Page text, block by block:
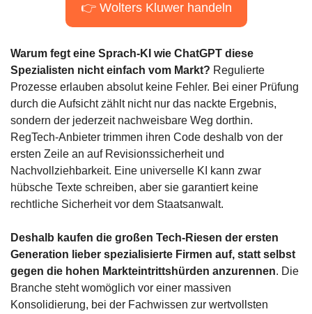
👉 Wolters Kluwer handeln
Warum fegt eine Sprach-KI wie ChatGPT diese
Spezialisten nicht einfach vom Markt? Regulierte
Prozesse erlauben absolut keine Fehler. Bei einer Prüfung
durch die Aufsicht zählt nicht nur das nackte Ergebnis,
sondern der jederzeit nachweisbare Weg dorthin.
RegTech-Anbieter trimmen ihren Code deshalb von der
ersten Zeile an auf Revisionssicherheit und
Nachvollziehbarkeit. Eine universelle KI kann zwar
hübsche Texte schreiben, aber sie garantiert keine
rechtliche Sicherheit vor dem Staatsanwalt.
Deshalb kaufen die großen Tech-Riesen der ersten
Generation lieber spezialisierte Firmen auf, statt selbst
gegen die hohen Markteintrittshürden anzurennen. Die
Branche steht womöglich vor einer massiven
Konsolidierung, bei der Fachwissen zur wertvollsten